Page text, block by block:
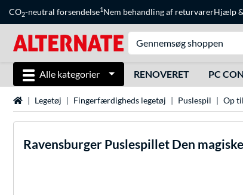
CO2-neutral forsendelse1Nem behandling af returvarerHjælp&
Alle kategorier RENOVERET PC
StartsideLegetøj Fingerfærdigheds legetøj Puslespil Op
Ravensburger Puslespillet Den